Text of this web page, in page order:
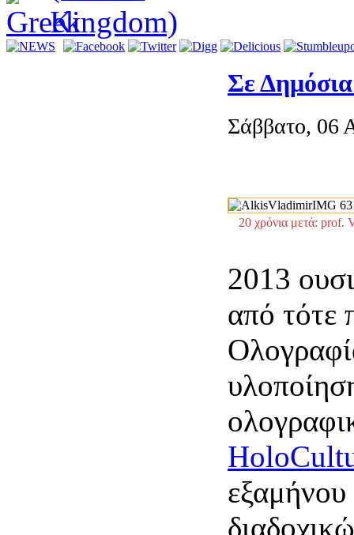
Σε
Σάββατο, 06
20 χρόνια μετά: prof.
2013
από τότε
εξαμήνου